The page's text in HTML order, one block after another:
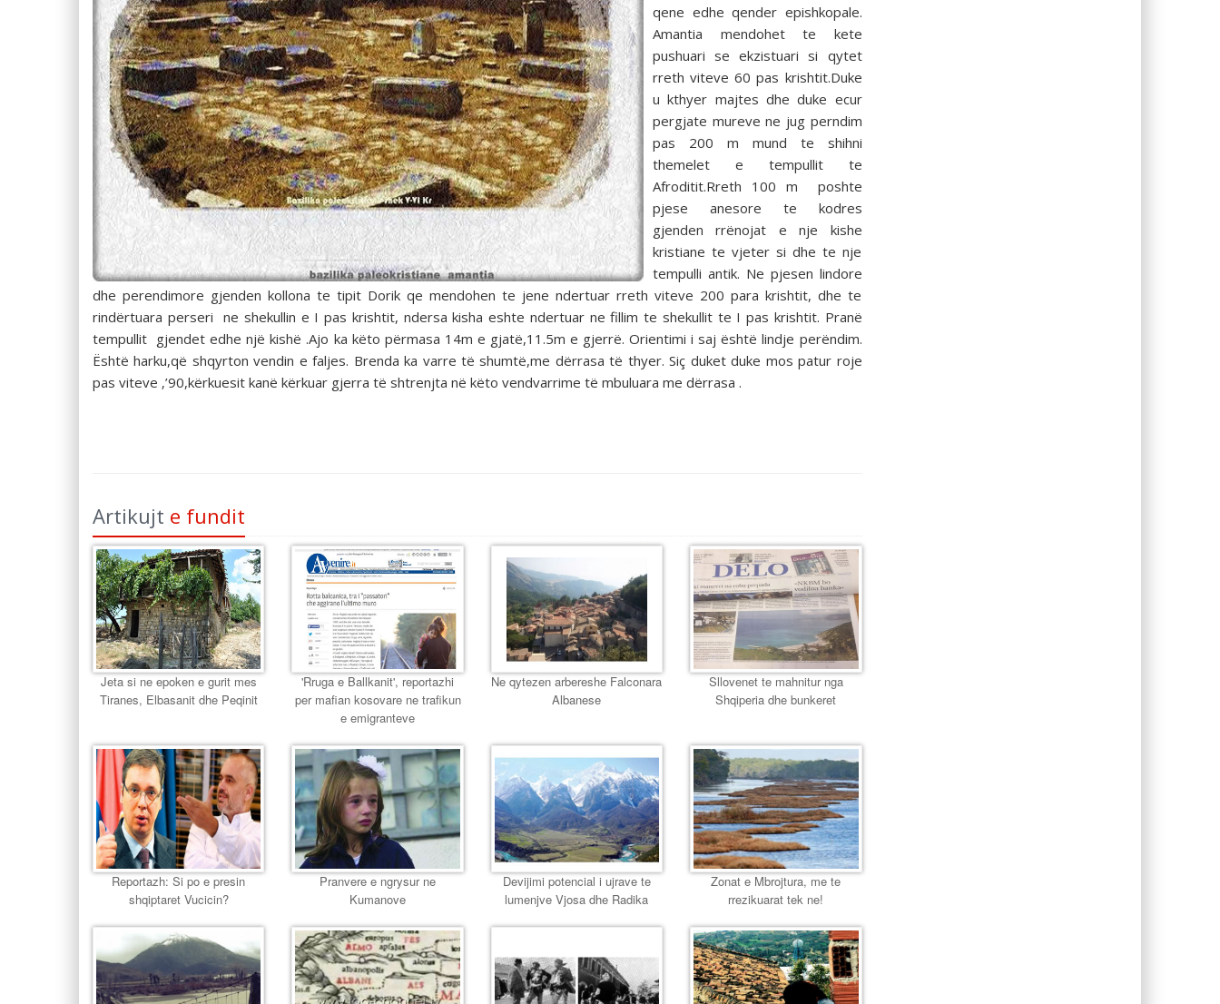
qene edhe qender epishkopale.
Amantia mendohet te kete
pushuari se ekzistuari si qytet
rreth viteve 60 pas krishtit.Duke
u kthyer majtes dhe duke ecur
pergjate mureve ne jug perndim
pas 200 m mund te shihni
themelet e tempullit te
Afroditit.Rreth 100 m poshte
pjese anesore te kodres
gjenden rrënojat e nje kishe
kristiane te vjeter si dhe te nje
tempulli antik. Ne pjesen lindore
dhe perendimore gjenden kollona te tipit Dorik qe mendohen te jene ndertuar rreth viteve 200 para krishtit, dhe te
rindërtuara perseri ne shekullin e I pas krishtit, ndersa kisha eshte ndertuar ne fillim te shekullit te I pas krishtit. Pranë
tempullit gjendet edhe një kishë .Ajo ka këto përmasa 14m e gjatë,11.5m e gjerrë. Orientimi i saj është lindje perëndim.
Është harku,që shqyrton vendin e faljes. Brenda ka varre të shumtë,me dërrasa të thyer. Siç duket duke mos patur roje
pas viteve ‚’90,kërkuesit kanë kërkuar gjerra të shtrenjta në këto vendvarrime të mbuluara me dërrasa .
Artikujt e fundit
Jeta si ne epoken e gurit mes
Tiranes, Elbasanit dhe Peqinit
'Rruga e Ballkanit', reportazhi
per mafian kosovare ne trafikun
e emigranteve
Ne qytezen arbereshe Falconara
Albanese
Sllovenet te mahnitur nga
Shqiperia dhe bunkeret
Reportazh: Si po e presin
shqiptaret Vucicin?
Pranvere e ngrysur ne
Kumanove
Devijimi potencial i ujrave te
lumenjve Vjosa dhe Radika
Zonat e Mbrojtura, me te
rrezikuarat tek ne!